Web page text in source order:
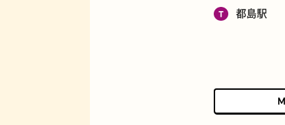
都島駅